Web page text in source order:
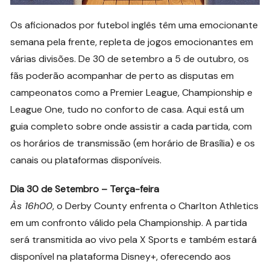
Os aficionados por futebol inglês têm uma emocionante
semana pela frente, repleta de jogos emocionantes em
várias divisões. De 30 de setembro a 5 de outubro, os
fãs poderão acompanhar de perto as disputas em
campeonatos como a Premier League, Championship e
League One, tudo no conforto de casa. Aqui está um
guia completo sobre onde assistir a cada partida, com
os horários de transmissão (em horário de Brasília) e os
canais ou plataformas disponíveis.
Dia 30 de Setembro – Terça-feira
Às 16h00, o Derby County enfrenta o Charlton Athletics
em um confronto válido pela Championship. A partida
será transmitida ao vivo pela X Sports e também estará
disponível na plataforma Disney+, oferecendo aos